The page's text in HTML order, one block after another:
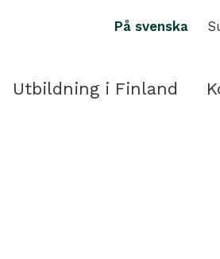
På svenska
Utbildning i Finland